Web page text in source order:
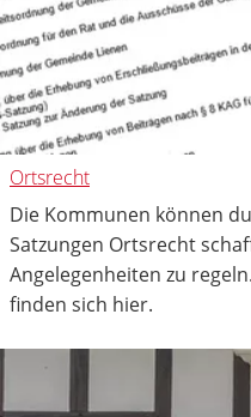
Ortsrecht
Die Kommunen können
Satzungen Ortsrecht
Angelegenheiten zu
finden sich hier.